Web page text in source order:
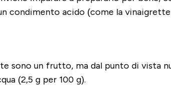
condimento acido (come la
sono un frutto, ma dal punto di vista
(2,5 g per 100 g).